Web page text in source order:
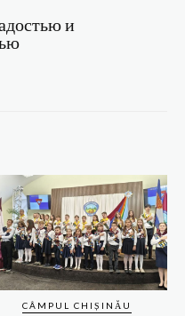
и
CÂMPUL CHIȘINĂU